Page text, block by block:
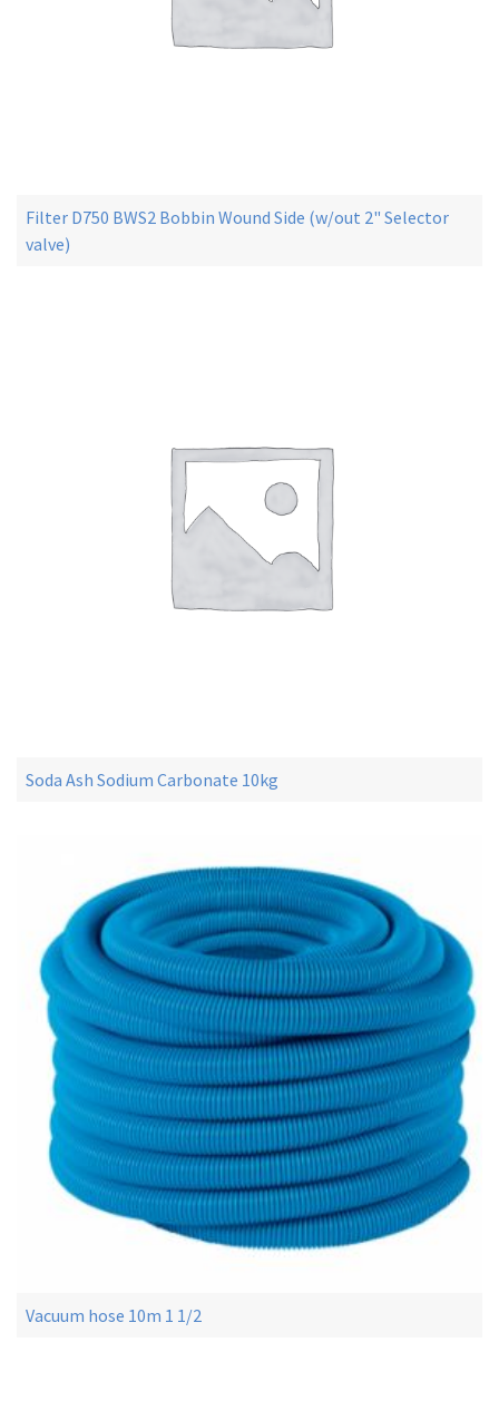
Filter D750 BWS2 Bobbin Wound Side (w/out 2" Selector
valve)
Soda Ash Sodium Carbonate 10kg
Vacuum hose 10m 1 1/2